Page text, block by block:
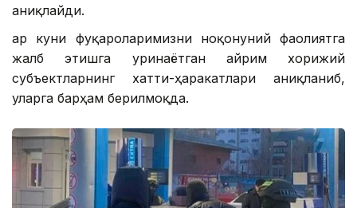
аниқлайди.
Ҳар куни фуқароларимизни ноқонуний фаолиятга
жалб этишга уринаётган айрим хорижий
субъектларнинг хатти-ҳаракатлари аниқланиб,
уларга барҳам берилмоқда.